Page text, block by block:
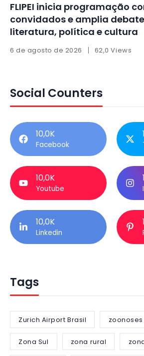
FLIPEI inicia programação
convidados e amplia
literatura, política e cultura
6 de agosto de 2026 62,0 Views
Social Counters
10,0K
Facebook
10,0K
Youtube
10,0K
Linkedin
Tags
Zurich Airport Brasil zoonoses
Zona Sul zona rural